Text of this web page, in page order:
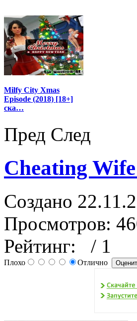
Milfy City Xmas
Episode (2018) [18+]
ска…
Пред След
Cheating Wife
Создано
Просмотров:
Рейтинг:
/ 1
Плохо Отлично